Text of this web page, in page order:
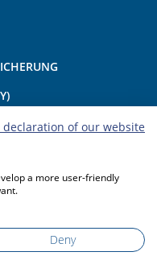
of our website
a more user-friendly
Deny